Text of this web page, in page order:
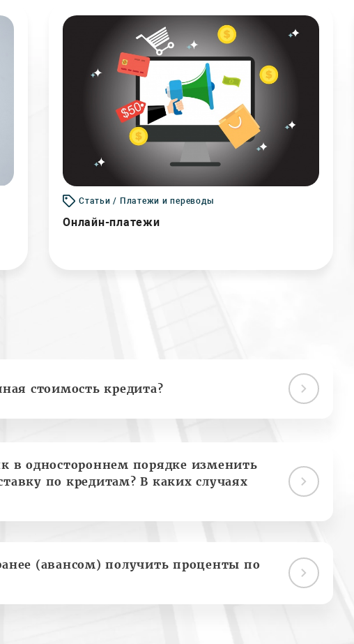
Статьи / Платежи и переводы
Онлайн-платежи
стоимость кредита?
в одностороннем порядке изменить
по кредитам? В каких случаях
(авансом) получить проценты по